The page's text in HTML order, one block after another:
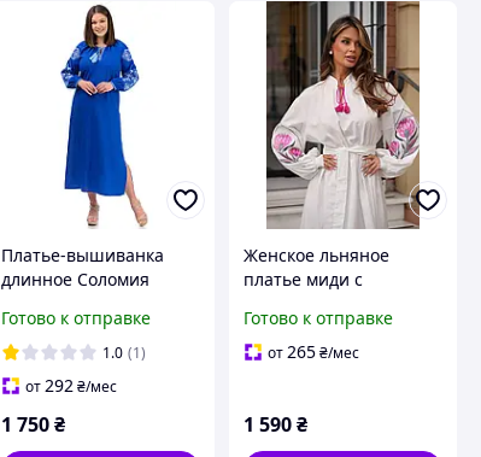
Платье-вышиванка
длинное Соломия
Готово к отправке
1.0 (1)
от292 ₴/мес
1 750 ₴
Женское льняное
платье миди с
платье вышиванка с
поясом и длинным
Готово к отправке
от265₴/мес
1 590₴